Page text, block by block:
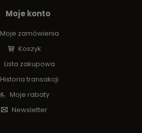
Moje konto
Moje zamówienia
Koszyk
Lista zakupowa
Historia transakcji
Moje rabaty
Newsletter